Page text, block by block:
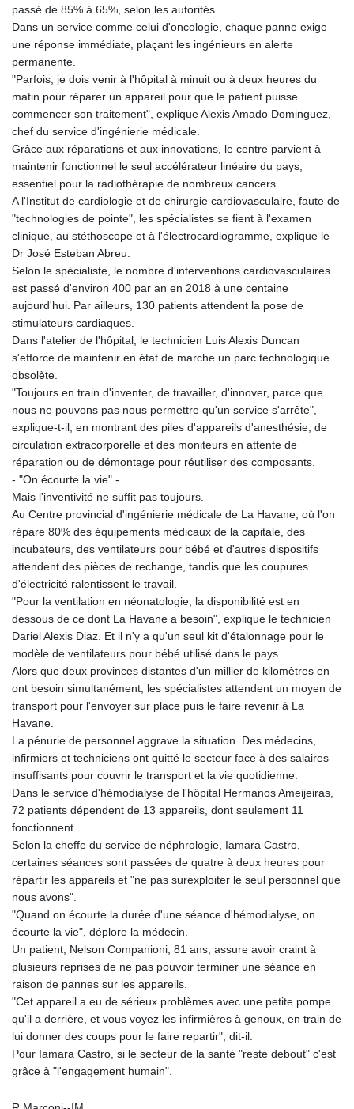
passé de 85% à 65%, selon les autorités.
Dans un service comme celui d'oncologie, chaque panne exige
une réponse immédiate, plaçant les ingénieurs en alerte
permanente.
"Parfois, je dois venir à l'hôpital à minuit ou à deux heures du
matin pour réparer un appareil pour que le patient puisse
commencer son traitement", explique Alexis Amado Dominguez,
chef du service d'ingénierie médicale.
Grâce aux réparations et aux innovations, le centre parvient à
maintenir fonctionnel le seul accélérateur linéaire du pays,
essentiel pour la radiothérapie de nombreux cancers.
A l'Institut de cardiologie et de chirurgie cardiovasculaire, faute de
"technologies de pointe", les spécialistes se fient à l'examen
clinique, au stéthoscope et à l'électrocardiogramme, explique le
Dr José Esteban Abreu.
Selon le spécialiste, le nombre d'interventions cardiovasculaires
est passé d'environ 400 par an en 2018 à une centaine
aujourd'hui. Par ailleurs, 130 patients attendent la pose de
stimulateurs cardiaques.
Dans l'atelier de l'hôpital, le technicien Luis Alexis Duncan
s'efforce de maintenir en état de marche un parc technologique
obsolète.
"Toujours en train d'inventer, de travailler, d'innover, parce que
nous ne pouvons pas nous permettre qu'un service s'arrête",
explique-t-il, en montrant des piles d'appareils d'anesthésie, de
circulation extracorporelle et des moniteurs en attente de
réparation ou de démontage pour réutiliser des composants.
- "On écourte la vie" -
Mais l'inventivité ne suffit pas toujours.
Au Centre provincial d'ingénierie médicale de La Havane, où l'on
répare 80% des équipements médicaux de la capitale, des
incubateurs, des ventilateurs pour bébé et d'autres dispositifs
attendent des pièces de rechange, tandis que les coupures
d'électricité ralentissent le travail.
"Pour la ventilation en néonatologie, la disponibilité est en
dessous de ce dont La Havane a besoin", explique le technicien
Dariel Alexis Diaz. Et il n'y a qu'un seul kit d'étalonnage pour le
modèle de ventilateurs pour bébé utilisé dans le pays.
Alors que deux provinces distantes d'un millier de kilomètres en
ont besoin simultanément, les spécialistes attendent un moyen de
transport pour l'envoyer sur place puis le faire revenir à La
Havane.
La pénurie de personnel aggrave la situation. Des médecins,
infirmiers et techniciens ont quitté le secteur face à des salaires
insuffisants pour couvrir le transport et la vie quotidienne.
Dans le service d'hémodialyse de l'hôpital Hermanos Ameijeiras,
72 patients dépendent de 13 appareils, dont seulement 11
fonctionnent.
Selon la cheffe du service de néphrologie, Iamara Castro,
certaines séances sont passées de quatre à deux heures pour
répartir les appareils et "ne pas surexploiter le seul personnel que
nous avons".
"Quand on écourte la durée d'une séance d'hémodialyse, on
écourte la vie", déplore la médecin.
Un patient, Nelson Companioni, 81 ans, assure avoir craint à
plusieurs reprises de ne pas pouvoir terminer une séance en
raison de pannes sur les appareils.
"Cet appareil a eu de sérieux problèmes avec une petite pompe
qu'il a derrière, et vous voyez les infirmières à genoux, en train de
lui donner des coups pour le faire repartir", dit-il.
Pour Iamara Castro, si le secteur de la santé "reste debout" c'est
grâce à "l'engagement humain".